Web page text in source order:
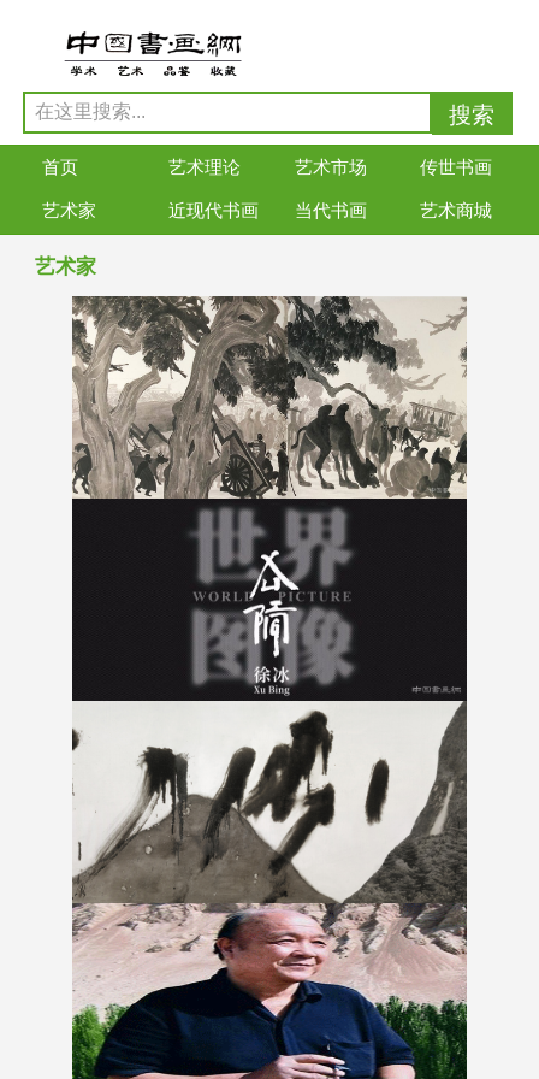
首页 艺术理论 艺术市场 传世书画
艺术家 近现代书画 当代书画 艺术商城
艺术家